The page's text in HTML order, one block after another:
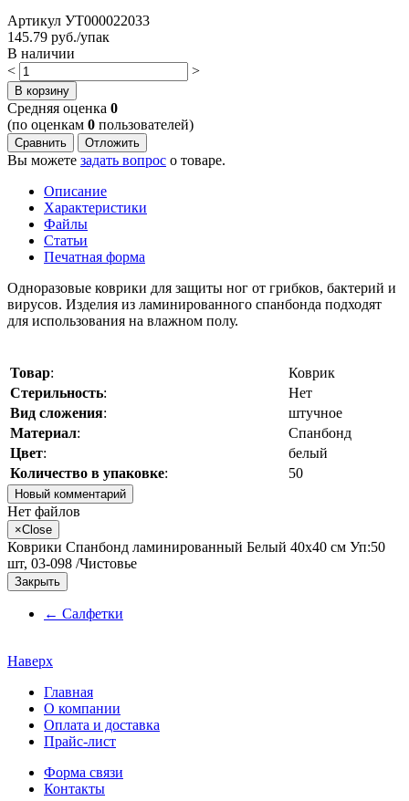
Артикул УТ000022033
145.79 руб./упак
В наличии
<
>
В корзину
Cредняя оценка 0
(по оценкам 0 пользователей)
Сравнить Отложить
Вы можете задать вопрос о товаре.
Описание
Характеристики
Файлы
Статьи
Печатная форма
Одноразовые коврики для защиты ног от грибков, бактерий и
вирусов. Изделия из ламинированного спанбонда подходят
для использования на влажном полу.
Товар:
Коврик
Стерильность:
Нет
Вид сложения:
штучное
Материал:
Спанбонд
Цвет:
белый
Количество в упаковке: 50
Новый комментарий
Нет файлов
×Close
Коврики Спанбонд ламинированный Белый 40х40 см Уп:50
шт, 03-098 /Чистовье
Закрыть
← Салфетки
Наверх
Главная
О компании
Оплата и доставка
Прайс-лист
Форма связи
Контакты